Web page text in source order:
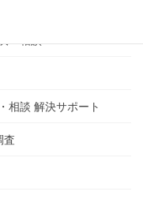
・相談
相談 解決サポート
査